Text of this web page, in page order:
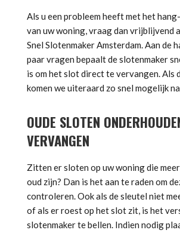
Als u een probleem heeft met het
van uw woning, vraag dan vrijblijvend
Snel Slotenmaker Amsterdam. Aan de
paar vragen bepaalt de slotenmaker
is om het slot direct te vervangen. Als
komen we uiteraard zo snel mogelijk
OUDE SLOTEN
VERVANGEN
Zitten er sloten op uw woning die
oud zijn? Dan is het aan te raden om
controleren. Ook als de sleutel niet
of als er roest op het slot zit, is het
slotenmaker te bellen. Indien nodig